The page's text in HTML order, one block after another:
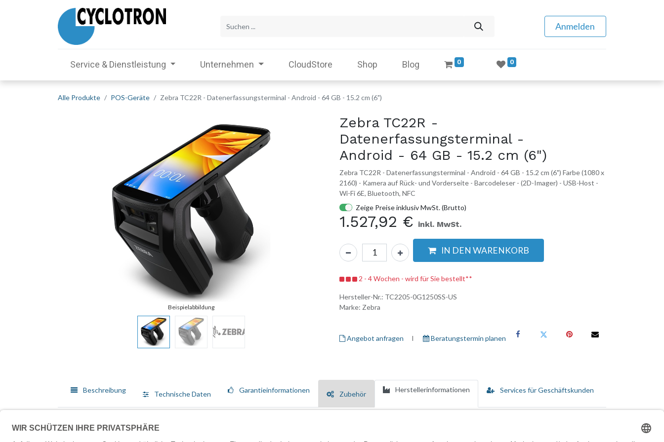
Anmelden
Service & Dienstleistung Unternehmen CloudStore Shop Blog 0 0
Alle Produkte POS-Geräte Zebra TC22R - Datenerfassungsterminal - Android - 64 GB - 15.2 cm (6")
Zebra TC22R -
Datenerfassungsterminal -
Android - 64 GB - 15.2 cm (6")
Zebra TC22R - Datenerfassungsterminal - Android - 64 GB - 15.2 cm (6") Farbe (1080 x
2160) - Kamera auf Rück- und Vorderseite - Barcodeleser - (2D-Imager) - USB-Host -
Wi-Fi 6E, Bluetooth, NFC
Zeige Preise inklusiv MwSt. (Brutto)
1.527,92 € inkl. MwSt.
IN DEN WARENKORB
2 - 4 Wochen - wird für Sie bestellt**
Hersteller-Nr.: TC2205-0G1250SS-US
Marke: Zebra
Angebot anfragen I ​ Beratungstermin planen
Beschreibung Technische Daten Garantieinformationen Zubehör Herstellerinformationen Services für Geschäftskunden
Terminal zur Datenerfassung verfügt über ein robustes 6-Zoll-Farbdisplay mit einer Auflösung von 1080 x 2160, das auch bei hellen Lichtverhältnissen eine klare Sichtbarkeit